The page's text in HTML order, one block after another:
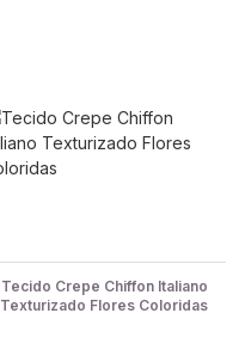
Tecido Crepe Chiffon Italiano
Texturizado Flores Coloridas